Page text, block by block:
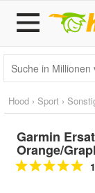
Hood › Sport ›
Garmin
Orange/
1